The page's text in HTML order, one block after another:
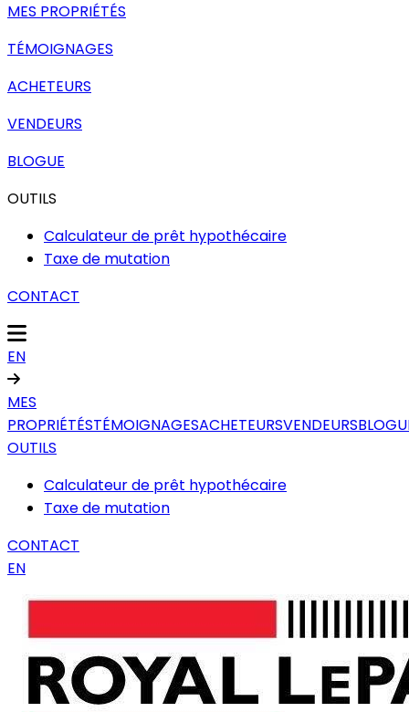
MES PROPRIÉTÉS
TÉMOIGNAGES
ACHETEURS
VENDEURS
BLOGUE
OUTILS
Calculateur de prêt hypothécaire
Taxe de mutation
CONTACT
EN
MES
PROPRIÉTÉSTÉMOIGNAGESACHETEURSVENDEURS
OUTILS
Calculateur de prêt hypothécaire
Taxe de mutation
CONTACT
EN